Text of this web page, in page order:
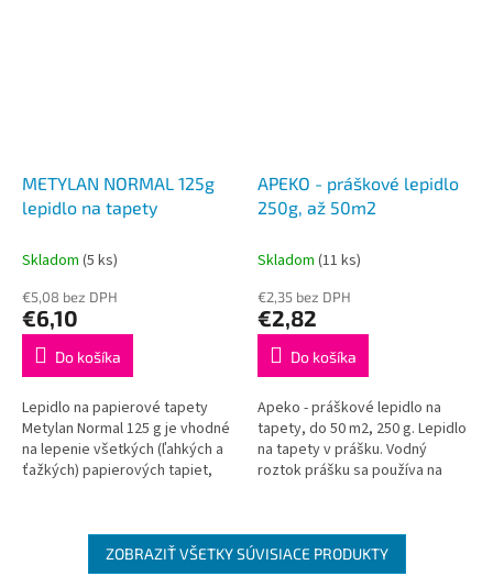
METYLAN NORMAL 125g
lepidlo na tapety
Skladom (5 ks)
€5,08 bez DPH
€6,10
Do košíka
Lepidlo na papierové tapety
Metylan Normal 125 g je vhodné
na lepenie všetkých (ľahkých a
ťažkých) papierových tapiet,
APEKO - práškové lepidlo
250g, až 50m2
Skladom (11 ks)
€2,35 bez DPH
€2,82
Do košíka
Apeko - práškové lepidlo na
tapety, do 50 m2, 250 g. Lepidlo
na tapety v prášku. Vodný
roztok prášku sa používa na
ZOBRAZIŤ VŠETKY SÚVISIACE PRODUKTY